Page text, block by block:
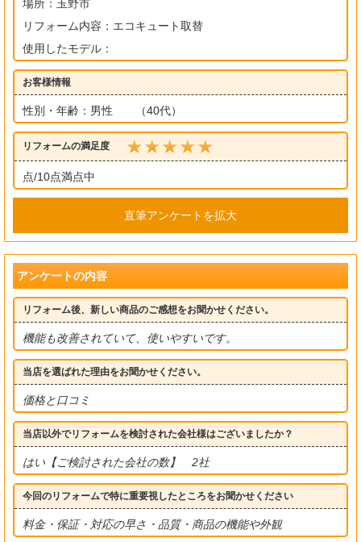
場所：玉野市
リフォーム内容：エコキュート取替
使用したモデル：
お客様情報
性別・年齢：男性 （40代）
リフォームの満足度
点/10点満点中
直筆アンケートを拡大
アンケートの内容
リフォーム後、新しい商品のご感想をお聞かせください。
機能も改善されていて、使いやすいです。
当店を選ばれた理由をお聞かせください。
価格と口コミ
当店以外でリフォームを検討された会社様はございましたか？
はい【ご検討された会社の数】 2社
今回のリフォームで特に重要視したところをお聞かせください
料金・保証・対応の早さ・品質・商品の機能や外観